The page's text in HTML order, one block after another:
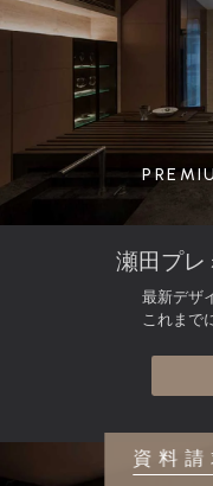
瀬田プレ
最新デザ
これまで
資料請